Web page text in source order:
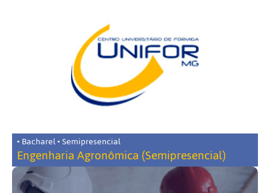
• Bacharel • Semipresencial
Engenharia Agronômica (Semipresencial)